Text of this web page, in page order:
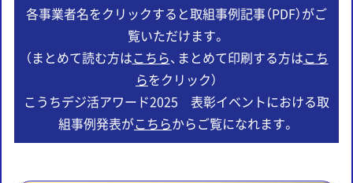
各事業者名をクリックすると取組事例記事（PDF）がご
覧いただけます。
（まとめて読む方はこちら、まとめて印刷する方はこち
らをクリック）
こうちデジ活アワード2025 表彰イベントにおける取
組事例発表がこちらからご覧になれます。